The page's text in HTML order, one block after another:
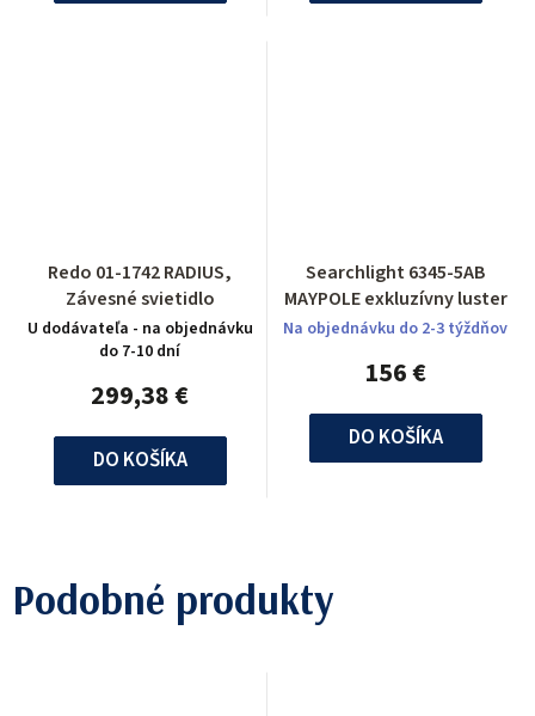
Redo 01-1742 RADIUS,
Závesné svietidlo
U dodávateľa - na objednávku
do 7-10 dní
299,38 €
DO KOŠÍKA
Searchlight 6345-5AB
MAYPOLE exkluzívny luster
Na objednávku do 2-3 týždňov
156 €
DO KOŠÍKA
Podobné produkty